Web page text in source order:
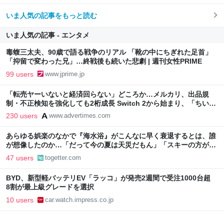
いま人気の記事をもっと読む
いま人気の記事 - エンタメ
毒蝮三太夫、90歳で語る戦争のリアル 「靴の中にちぎれた足首」
「抑留で変わった兄」…終戦後も続いた悲劇 | 週刊女性PRIME
99 users www.jprime.jp
「転売ヤーいないと経済回らない」どころか…メルカリ、出品規
制・不正検知を強化しても2桁成長 Switch 2から始まり、「ちいか
わ」で極まった“転売対策の本気”
230 users www.advertimes.com
あらゆる娯楽のなかで『海水浴』がこんなに早く衰退するとは、誰
が想像したのか…「だって今の夏は天災だもん」「スキーの方がヤ
バい」
47 users togetter.com
BYD、新型軽バッテリEV「ラッコ」が発売2週間で受注1000台超
8割が最上級グレードを選択
10 users car.watch.impress.co.jp